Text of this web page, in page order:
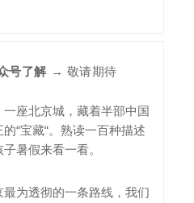
号了解 → 敬请期待
座北京城，藏着半部中国
“宝藏“。熟读一百种描述
暑假来看一看。
为透彻的一条路线，我们